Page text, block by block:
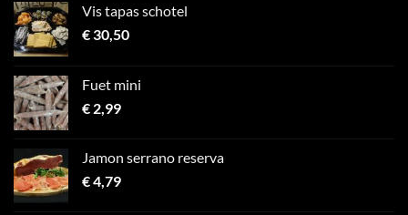
Vis tapas schotel
€30,50
Fuet mini
€ 2,99
Jamon serrano reserva
€4,79